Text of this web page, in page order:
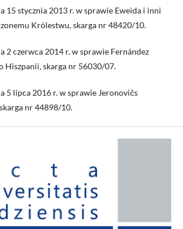
15 stycznia 2013 r. w sprawie Eweida i inni
Królestwu, skarga nr 48420/10.
2 czerwca 2014 r. w sprawie Fernández
Hiszpanii, skarga nr 56030/07.
5 lipca 2016 r. w sprawie Jeronovičs
nr 44898/10.